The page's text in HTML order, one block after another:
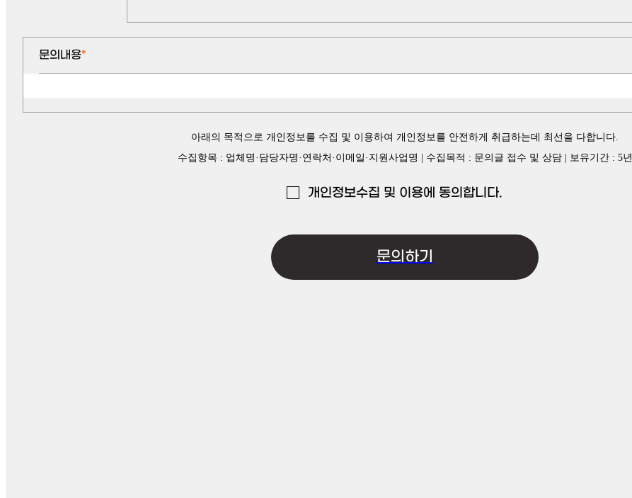
문의내용*
아래의 목적으로 개인정보를 수집 및 이용하여 개인정보를 안전하게 취급하는데 최선을 다합니다.
수집항목 : 업체명·담당자명·연락처·이메일·지원사업명 | 수집목적 : 문의글 접수 및 상담 | 보유기간 : 5년
개인정보수집 및 이용에 동의합니다.
문의하기